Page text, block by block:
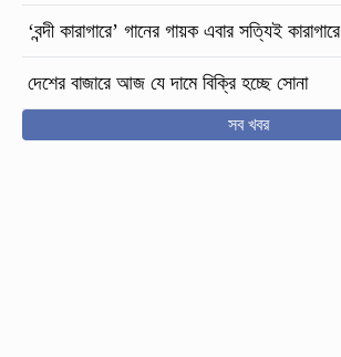
‘বন্দী কারাগারে’ গানের গায়ক এবার সত্যিই কারাগারে
দেশের বাজারে আজ যে দামে বিক্রি হচ্ছে সোনা
সব খবর